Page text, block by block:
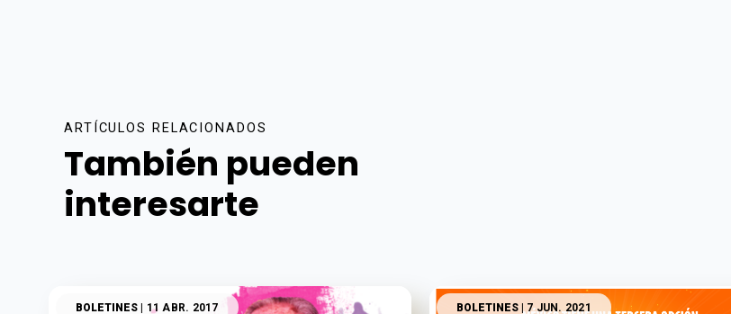
ARTÍCULOS RELACIONADOS
También pueden
interesarte
BOLETINES | 11 ABR. 2017 BOLETINES| 7 JUN. 2021